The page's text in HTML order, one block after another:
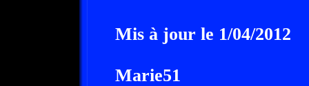
Mis à jour le 1/04/2012
Marie51